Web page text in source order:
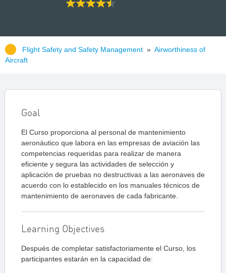
Flight Safety and Safety Management » Airworthiness of
Aircraft
Goal
El Curso proporciona al personal de mantenimiento
aeronáutico que labora en las empresas de aviación las
competencias requeridas para realizar de manera
eficiente y segura las actividades de selección y
aplicación de pruebas no destructivas a las aeronaves de
acuerdo con lo establecido en los manuales técnicos de
mantenimiento de aeronaves de cada fabricante.
Learning Objectives
Después de completar satisfactoriamente el Curso, los
participantes estarán en la capacidad de: